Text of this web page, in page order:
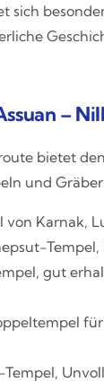
sich
–
bietet
und
von Karnak,
Tempel,
gut
Tempel,